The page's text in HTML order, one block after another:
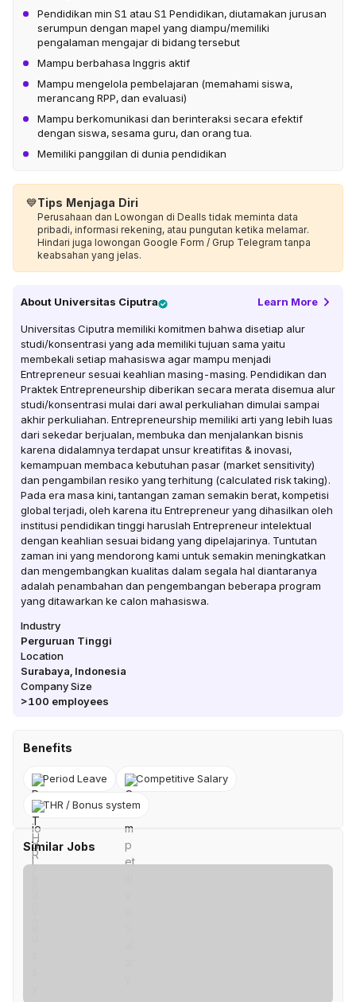
Pendidikan min S1 atau S1 Pendidikan, diutamakan jurusan
serumpun dengan mapel yang diampu/memiliki
pengalaman mengajar di bidang tersebut
Mampu berbahasa Inggris aktif
Mampu mengelola pembelajaran (memahami siswa,
merancang RPP, dan evaluasi)
Mampu berkomunikasi dan berinteraksi secara efektif
dengan siswa, sesama guru, dan orang tua.
Memiliki panggilan di dunia pendidikan
💙Tips Menjaga Diri
Perusahaan dan Lowongan di Dealls tidak meminta data
pribadi, informasi rekening, atau pungutan ketika melamar.
Hindari juga lowongan Google Form / Grup Telegram tanpa
keabsahan yang jelas.
About Universitas Ciputra Learn More
Universitas Ciputra memiliki komitmen bahwa disetiap alur
studi/konsentrasi yang ada memiliki tujuan sama yaitu
membekali setiap mahasiswa agar mampu menjadi
Entrepreneur sesuai keahlian masing-masing. Pendidikan dan
Praktek Entrepreneurship diberikan secara merata disemua alur
studi/konsentrasi mulai dari awal perkuliahan dimulai sampai
akhir perkuliahan. Entrepreneurship memiliki arti yang lebih luas
dari sekedar berjualan, membuka dan menjalankan bisnis
karena didalamnya terdapat unsur kreatifitas & inovasi,
kemampuan membaca kebutuhan pasar (market sensitivity)
dan pengambilan resiko yang terhitung (calculated risk taking).
Pada era masa kini, tantangan zaman semakin berat, kompetisi
global terjadi, oleh karena itu Entrepreneur yang dihasilkan oleh
institusi pendidikan tinggi haruslah Entrepreneur intelektual
dengan keahlian sesuai bidang yang dipelajarinya. Tuntutan
zaman ini yang mendorong kami untuk semakin meningkatkan
dan mengembangkan kualitas dalam segala hal diantaranya
adalah penambahan dan pengembangan beberapa program
yang ditawarkan ke calon mahasiswa.
Industry
Perguruan Tinggi
Location
Surabaya Indonesia
Company Size
>100 employees
Benefits
Period Leave Competitive Salary
THR / Bonus system
Similar Jobs